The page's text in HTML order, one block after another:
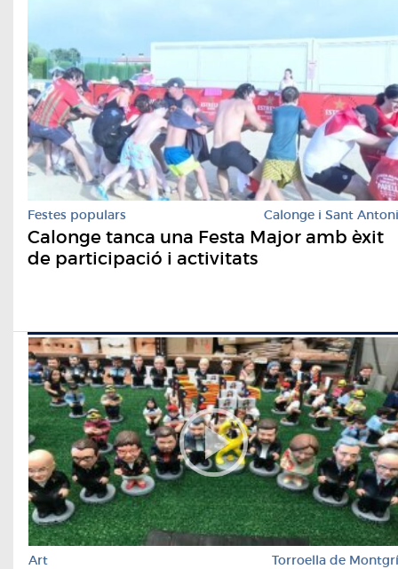
Festes populars Calonge i Sant Antoni
Calonge tanca una Festa Major amb èxit
de participació i activitats
Art Torroella de Montgrí